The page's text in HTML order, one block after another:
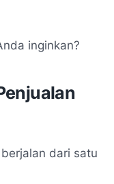
inginkan?
dari satu